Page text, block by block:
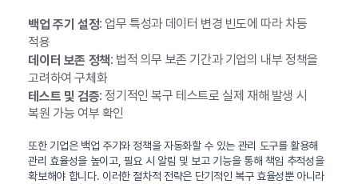
백업 주기 설정: 업무 특성과 데이터 변경 빈도에 따라 차등
적용
데이터 보존 정책: 법적 의무 보존 기간과 기업의 내부 정책을
고려하여 구체화
테스트 및 검증: 정기적인 복구 테스트로 실제 재해 발생 시
복원 가능 여부 확인
또한 기업은 백업 주기와 정책을 자동화할 수 있는 관리 도구를 활용해
관리 효율성을 높이고, 필요 시 알림 및 보고 기능을 통해 책임 추적성을
확보해야 합니다. 이러한 절차적 전략은 단기적인 복구 효율성뿐 아니라